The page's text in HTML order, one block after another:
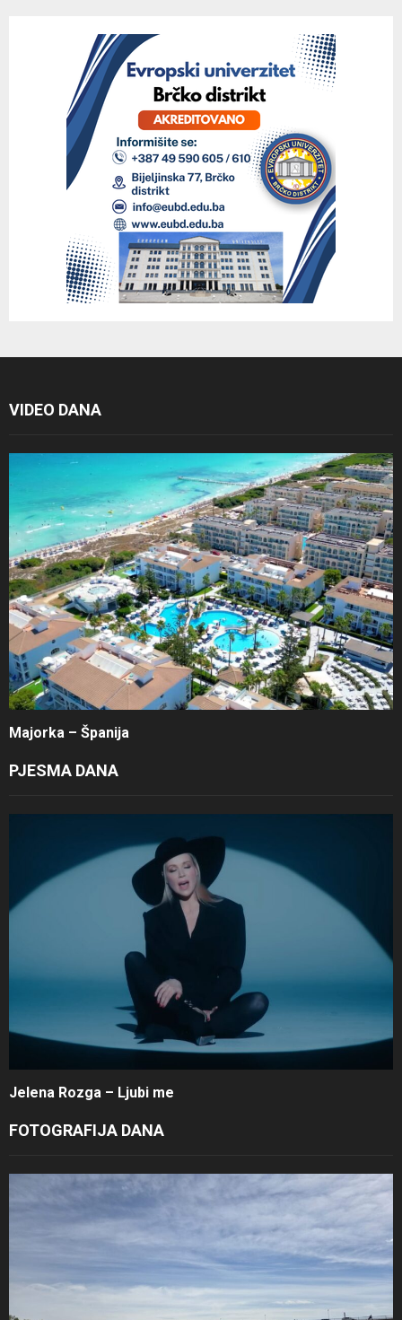
VIDEO DANA
Majorka – Španija
PJESMA DANA
Jelena Rozga – Ljubi me
FOTOGRAFIJA DANA